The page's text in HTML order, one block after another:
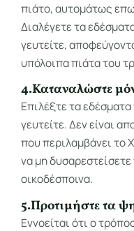
πιάτο, αυτομάτως
Διαλέγετε τα
γευτείτε,
υπόλοιπα πιάτα του
4.Καταναλώστε
Επιλέξτε τα
γευτείτε. Δεν είναι
που περιλαμβάνει το
να μη
οικοδέσποινα.
5.Προτιμήστε τα
Εννοείται ότι ο